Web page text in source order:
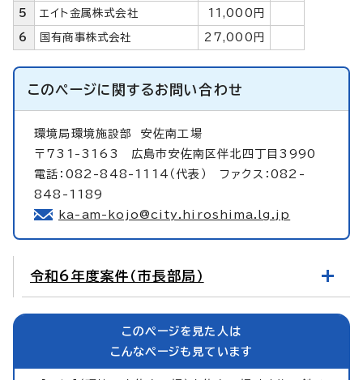
5 エイト金属株式会社 11,000円
6 国有商事株式会社 27,000円
このページに関するお問い合わせ
環境局環境施設部 安佐南工場
〒731-3163 広島市安佐南区伴北四丁目3990
電話：082-848-1114（代表） ファクス：082-
848-1189
ka-am-kojo@city.hiroshima.lg.jp
令和6年度案件（市長部局）
このページを見た人は
こんなページも見ています